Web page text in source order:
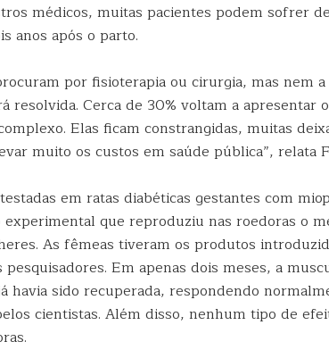
médicos, muitas pacientes podem sofrer
anos após o parto.
por fisioterapia ou cirurgia, mas nem a
resolvida. Cerca de 30% voltam a apresentar
Elas ficam constrangidas, muitas
muito os custos em saúde pública”, relata
em ratas diabéticas gestantes com
que reproduziu nas roedoras o
As fêmeas tiveram os produtos
pesquisadores. Em apenas dois meses, a
havia sido recuperada, respondendo
cientistas. Além disso, nenhum tipo de